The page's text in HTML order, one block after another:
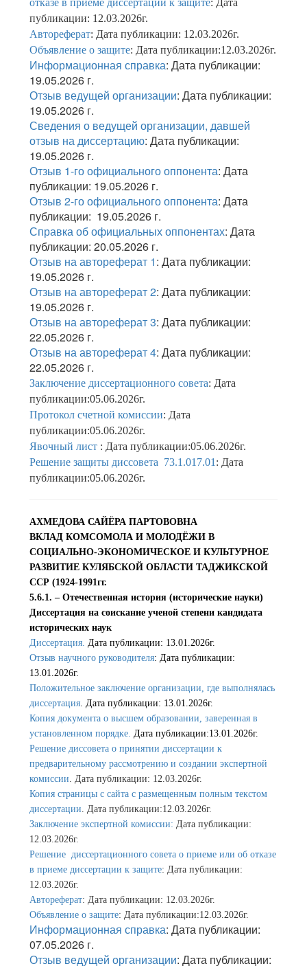
отказе в приеме диссертации к защите: Дата
публикации: 12.03.2026г.
Автореферат: Дата публикации: 12.03.2026г.
Объявление о защите: Дата публикации:12.03.2026г.
Информационная справка: Дата публикации:
19.05.2026 г.
Отзыв ведущей организации: Дата публикации:
19.05.2026 г.
Сведения о ведущей организации, давшей
отзыв на диссертацию: Дата публикации:
19.05.2026 г.
Отзыв 1-го официального оппонента: Дата
публикации: 19.05.2026 г.
Отзыв 2-го официального оппонента: Дата
публикации: 19.05.2026 г.
Справка об официальных оппонентах: Дата
публикации: 20.05.2026 г.
Отзыв на автореферат 1: Дата публикации:
19.05.2026 г.
Отзыв на автореферат 2: Дата публикации:
19.05.2026 г.
Отзыв на автореферат 3: Дата публикации:
22.05.2026 г.
Отзыв на автореферат 4: Дата публикации:
22.05.2026 г.
Заключение диссертационного совета: Дата
публикации:05.06.2026г.
Протокол счетной комиссии: Дата
публикации:05.06.2026г.
Явочный лист : Дата публикации:05.06.2026г.
Решение защиты диссовета 73.1.017.01 : Дата
публикации:05.06.2026г.
АХМЕДОВА САЙЁРА ПАРТОВОВНА
ВКЛАД КОМСОМОЛА И МОЛОДЁЖИ В
СОЦИАЛЬНО-ЭКОНОМИЧЕСКОЕ И КУЛЬТУРНОЕ
РАЗВИТИЕ КУЛЯБСКОЙ ОБЛАСТИ ТАДЖИКСКОЙ
ССР (1924-1991гг.
5.6.1. – Отечественная история (исторические науки)
Диссертация на соискание ученой степени кандидата
исторических наук
Диссертация. Дата публикации: 13.01.2026г.
Отзыв научного руководителя: Дата публикации:
13.01.2026г.
Положительное заключение организации, где выполнялась
диссертация. Дата публикации: 13.01.2026г.
Копия документа о высшем образовании, заверенная в
установленном порядке. Дата публикации:13.01.2026г.
Решение диссовета о принятии диссертации к
предварительному рассмотрению и создании экспертной
комиссии. Дата публикации: 12.03.2026г.
Копия страницы с сайта с размещенным полным текстом
диссертации. Дата публикации:12.03.2026г.
Заключение экспертной комиссии: Дата публикации:
12.03.2026г.
Решение диссертационного совета о приеме или об отказе
в приеме диссертации к защите: Дата публикации:
12.03.2026г.
Автореферат: Дата публикации: 12.03.2026г.
Объявление о защите: Дата публикации:12.03.2026г.
Информационная справка: Дата публикации:
07.05.2026 г.
Отзыв ведущей организации: Дата публикации: